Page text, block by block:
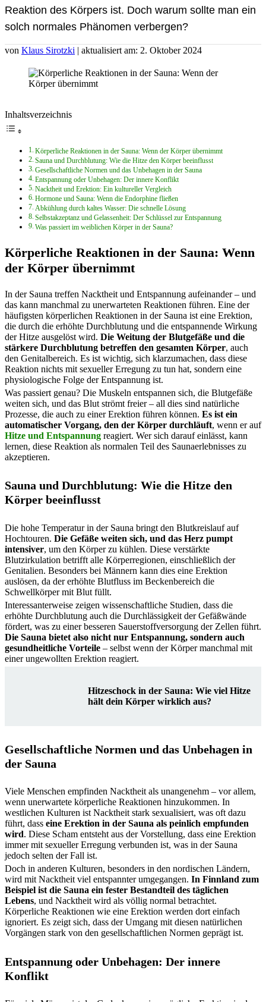
Reaktion des Körpers ist. Doch warum sollte man ein
solch normales Phänomen verbergen?
von Klaus Sirotzki | aktualisiert am: 2. Oktober 2024
Inhaltsverzeichnis
Körperliche Reaktionen in der Sauna: Wenn der Körper übernimmt
Sauna und Durchblutung: Wie die Hitze den Körper beeinflusst
Gesellschaftliche Normen und das Unbehagen in der Sauna
Entspannung oder Unbehagen: Der innere Konflikt
Nacktheit und Erektion: Ein kultureller Vergleich
Hormone und Sauna: Wenn die Endorphine fließen
Abkühlung durch kaltes Wasser: Die schnelle Lösung
Selbstakzeptanz und Gelassenheit: Der Schlüssel zur Entspannung
Was passiert im weiblichen Körper in der Sauna?
Körperliche Reaktionen in der Sauna: Wenn
der Körper übernimmt
In der Sauna treffen Nacktheit und Entspannung aufeinander – und
das kann manchmal zu unerwarteten Reaktionen führen. Eine der
häufigsten körperlichen Reaktionen in der Sauna ist eine Erektion,
die durch die erhöhte Durchblutung und die entspannende Wirkung
der Hitze ausgelöst wird. Die Weitung der Blutgefäße und die
stärkere Durchblutung betreffen den gesamten Körper, auch
den Genitalbereich. Es ist wichtig, sich klarzumachen, dass diese
Reaktion nichts mit sexueller Erregung zu tun hat, sondern eine
physiologische Folge der Entspannung ist.
Was passiert genau? Die Muskeln entspannen sich, die Blutgefäße
weiten sich, und das Blut strömt freier – all dies sind natürliche
Prozesse, die auch zu einer Erektion führen können. Es ist ein
automatischer Vorgang, den der Körper durchläuft, wenn er auf
Hitze und Entspannung reagiert. Wer sich darauf einlässt, kann
lernen, diese Reaktion als normalen Teil des Saunaerlebnisses zu
akzeptieren.
Sauna und Durchblutung: Wie die Hitze den
Körper beeinflusst
Die hohe Temperatur in der Sauna bringt den Blutkreislauf auf
Hochtouren. Die Gefäße weiten sich, und das Herz pumpt
intensiver, um den Körper zu kühlen. Diese verstärkte
Blutzirkulation betrifft alle Körperregionen, einschließlich der
Genitalien. Besonders bei Männern kann dies eine Erektion
auslösen, da der erhöhte Blutfluss im Beckenbereich die
Schwellkörper mit Blut füllt.
Interessanterweise zeigen wissenschaftliche Studien, dass die
erhöhte Durchblutung auch die Durchlässigkeit der Gefäßwände
fördert, was zu einer besseren Sauerstoffversorgung der Zellen führt.
Die Sauna bietet also nicht nur Entspannung, sondern auch
gesundheitliche Vorteile – selbst wenn der Körper manchmal mit
einer ungewollten Erektion reagiert.
Hitzeschock in der Sauna: Wie viel Hitze
hält dein Körper wirklich aus?
Gesellschaftliche Normen und das Unbehagen in
der Sauna
Viele Menschen empfinden Nacktheit als unangenehm – vor allem,
wenn unerwartete körperliche Reaktionen hinzukommen. In
westlichen Kulturen ist Nacktheit stark sexualisiert, was oft dazu
führt, dass eine Erektion in der Sauna als peinlich empfunden
wird. Diese Scham entsteht aus der Vorstellung, dass eine Erektion
immer mit sexueller Erregung verbunden ist, was in der Sauna
jedoch selten der Fall ist.
Doch in anderen Kulturen, besonders in den nordischen Ländern,
wird mit Nacktheit viel entspannter umgegangen. In Finnland zum
Beispiel ist die Sauna ein fester Bestandteil des täglichen
Lebens, und Nacktheit wird als völlig normal betrachtet.
Körperliche Reaktionen wie eine Erektion werden dort einfach
ignoriert. Es zeigt sich, dass der Umgang mit diesen natürlichen
Vorgängen stark von den gesellschaftlichen Normen geprägt ist.
Entspannung oder Unbehagen: Der innere
Konflikt